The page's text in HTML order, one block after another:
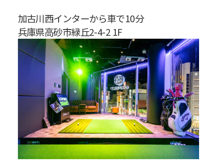
加古川西インターから車で10分
兵庫県高砂市緑丘2-4-2 1F